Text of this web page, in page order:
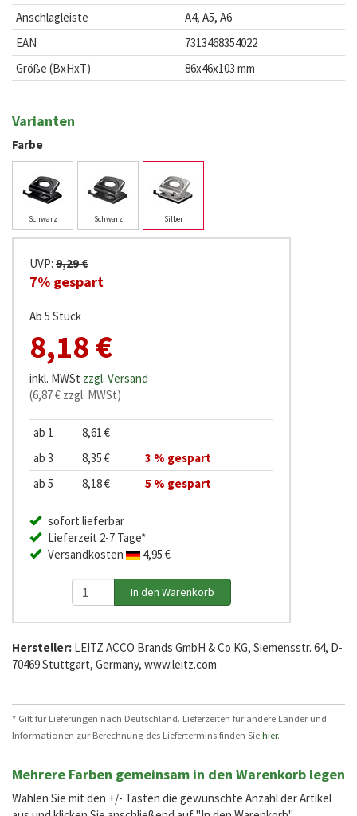
Anschlagleiste
A4, A5, A6
EAN
7313468354022
Größe (BxHxT)
86x46x103 mm
Varianten
Farbe
Schwarz Schwarz Silber
UVP: 9,29 €
7% gespart
Ab 5 Stück
8,18 €
inkl. MWSt zzgl. Versand
(6,87 € zzgl. MWSt)
ab 1
8,61 €
ab 3
8,35 €
3 % gespart
ab 5
8,18 € 5 % gespart
sofort lieferbar
Lieferzeit 2-7 Tage*
Versandkosten
4,95 €
Hersteller: LEITZ ACCO Brands GmbH & Co KG, Siemensstr. 64, D-
70469 Stuttgart, Germany, www.leitz.com
* Gilt für Lieferungen nach Deutschland. Lieferzeiten für andere Länder und
Informationen zur Berechnung des Liefertermins finden Siehier.
Mehrere Farben gemeinsam in den Warenkorb legen
Wählen Sie mit den +/- Tasten die gewünschte Anzahl der Artikel